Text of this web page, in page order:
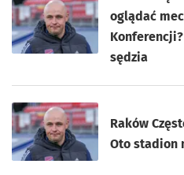
oglądać
sędzia
Raków
Oto stadion